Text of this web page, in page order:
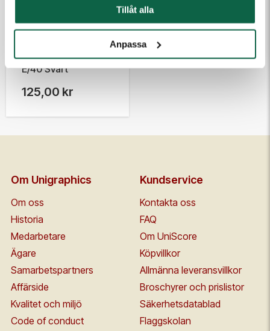
Tillåt alla
Anpassa
Dynkassett Colop
E/40 Svart
125,00 kr
Om Unigraphics
Om oss
Historia
Medarbetare
Ägare
Samarbetspartners
Affärside
Kvalitet och miljö
Code of conduct
Kundservice
Kontakta oss
FAQ
Om UniScore
Köpvillkor
Allmänna leveransvillkor
Broschyrer och prislistor
Säkerhetsdatablad
Flaggskolan